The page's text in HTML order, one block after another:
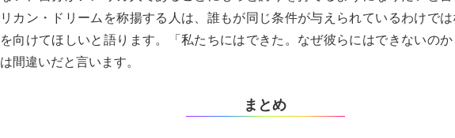
リカン・ドリームを称揚する人は、誰もが同じ条件が与えられているわけで
を向けてほしいと語ります。「私たちにはできた。なぜ彼らにはできないの
は間違いだと言います。
まとめ